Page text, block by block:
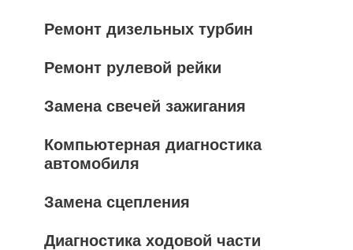
Ремонт дизельных турбин
Ремонт рулевой рейки
Замена свечей зажигания
Компьютерная диагностика
автомобиля
Замена сцепления
Диагностика ходовой части